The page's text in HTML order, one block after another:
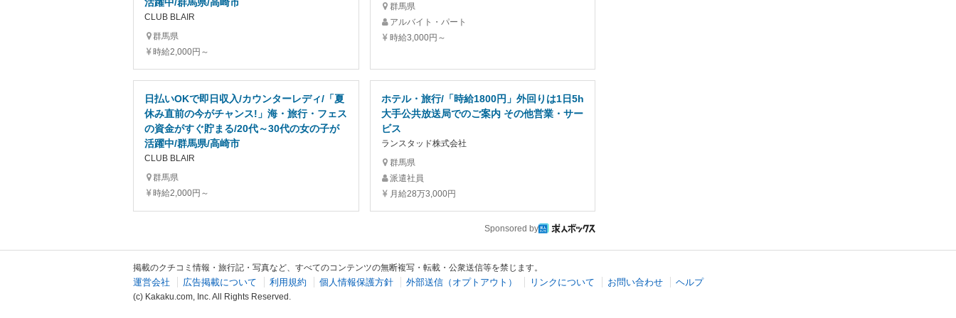
CLUB BLAIR
群馬県
時給2,000円～
群馬県
アルバイト・パート
時給3,000円～
日払いOKで即日収入/カウンターレディ/「夏
休み直前の今がチャンス!」海・旅行・フェス
の資金がすぐ貯まる/20代～30代の女の子が
活躍中/群馬県/高崎市
CLUB BLAIR
群馬県
時給2,000円～
ホテル・旅行/「時給1800円」外回りは1日5h
大手公共放送局でのご案内 その他営業・サー
ビス
ランスタッド株式会社
群馬県
派遣社員
月給28万3,000円
Sponsored by
掲載のクチコミ情報・旅行記・写真など、すべてのコンテンツの無断複写・転載・公衆送信等を禁じます。
運営会社 広告掲載について 利用規約 個人情報保護方針 外部送信（オプトアウト） リンクについて お問い合わせ ヘルプ
(c) Kakaku.com, Inc. All Rights Reserved.